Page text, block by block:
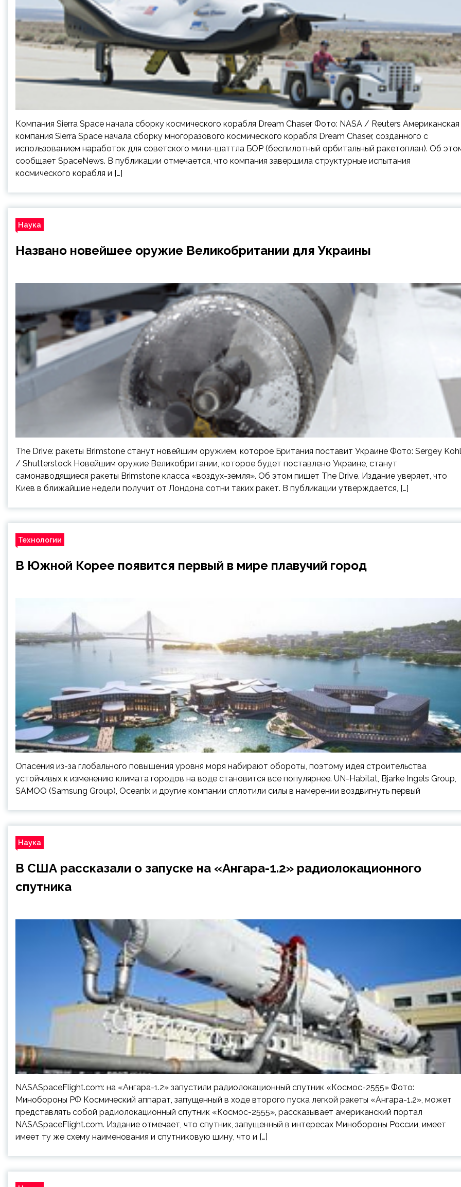
Компания Sierra Space начала сборку космического корабля Dream Chaser Фото: NASA / Reuters Американская
компания Sierra Space начала сборку многоразового космического корабля Dream Chaser, созданного с
использованием наработок для советского мини-шаттла БОР (беспилотный орбитальный ракетоплан). Об
сообщает SpaceNews. В публикации отмечается, что компания завершила структурные испытания
космического корабля и […]
Наука
Названо новейшее оружие Великобритании для Украины
The Drive: ракеты Brimstone станут новейшим оружием, которое Британия поставит Украине Фото: Sergey Kohl
/ Shutterstock Новейшим оружие Великобритании, которое будет поставлено Украине, станут
самонаводящиеся ракеты Brimstone класса «воздух-земля». Об этом пишет The Drive. Издание уверяет, что
Киев в ближайшие недели получит от Лондона сотни таких ракет. В публикации утверждается, […]
Технологии
В Южной Корее появится первый в мире плавучий город
Опасения из-за глобального повышения уровня моря набирают обороты, поэтому идея строительства
устойчивых к изменению климата городов на воде становится все популярнее. UN-Habitat, Bjarke Ingels Group,
SAMOO (Samsung Group), Oceanix и другие компании сплотили силы в намерении воздвигнуть первый
Наука
В США рассказали о запуске на «Ангара-1.2» радиолокационного
спутника
NASASpaceFlight.com: на «Ангара-1.2» запустили радиолокационный спутник «Космос-2555» Фото:
Минобороны РФ Космический аппарат, запущенный в ходе второго пуска легкой ракеты «Ангара-1.2», может
представлять собой радиолокационный спутник «Космос-2555», рассказывает американский портал
NASASpaceFlight.com. Издание отмечает, что спутник, запущенный в интересах Минобороны России, имеет
имеет ту же схему наименования и спутниковую шину, что и […]